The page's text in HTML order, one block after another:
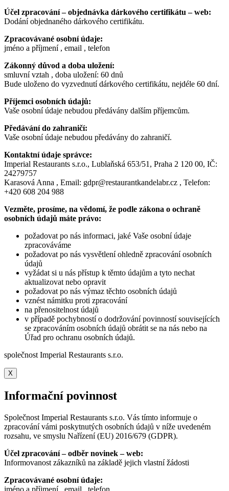
Účel zpracování – objednávka dárkového certifikátu – web:
Dodání objednaného dárkového certifikátu.
Zpracovávané osobní údaje:
jméno a příjmení , email , telefon
Zákonný důvod a doba uložení:
smluvní vztah , doba uložení: 60 dnů
Bude uloženo do vyzvednutí dárkového certifikátu, nejdéle 60 dní.
Příjemci osobních údajů:
Vaše osobní údaje nebudou předávány dalším příjemcům.
Předávání do zahraničí:
Vaše osobní údaje nebudou předávány do zahraničí.
Kontaktní údaje správce:
Imperial Restaurants s.r.o., Lublaňská 653/51, Praha 2 120 00, IČ:
24279757
Karasová Anna , Email: gdpr@restaurantkandelabr.cz , Telefon:
+420 608 204 988
Vezměte, prosíme, na vědomí, že podle zákona o ochraně
osobních údajů máte právo:
požadovat po nás informaci, jaké Vaše osobní údaje
zpracováváme
požadovat po nás vysvětlení ohledně zpracování osobních
údajů
vyžádat si u nás přístup k těmto údajům a tyto nechat
aktualizovat nebo opravit
požadovat po nás výmaz těchto osobních údajů
vznést námitku proti zpracování
na přenositelnost údajů
v případě pochybností o dodržování povinností souvisejících
se zpracováním osobních údajů obrátit se na nás nebo na
Úřad pro ochranu osobních údajů.
společnost Imperial Restaurants s.r.o.
X
Informační povinnost
Společnost Imperial Restaurants s.r.o. Vás tímto informuje o
zpracování vámi poskytnutých osobních údajů v níže uvedeném
rozsahu, ve smyslu Nařízení (EU) 2016/679 (GDPR).
Účel zpracování – odběr novinek – web:
Informovanost zákazníků na základě jejich vlastní žádosti
Zpracovávané osobní údaje:
jméno a příjmení , email , telefon